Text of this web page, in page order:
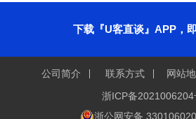
下载『U客直谈』APP，
公司简介 联系方式 网站
浙ICP备2021006204
浙公网安备